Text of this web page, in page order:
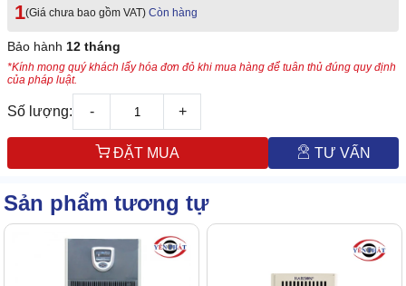
1(Giá chưa bao gồm VAT) Còn hàng
Bảo hành 12 tháng
*Kính mong quý khách lấy hóa đơn đỏ khi mua hàng để tuân thủ đúng quy định
của pháp luật.
Số lượng: - +
ĐẶT MUA TƯ VẤN
Sản phẩm tương tự